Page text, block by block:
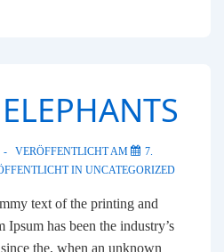
VERÖFFENTLICHT AM
7.
IN UNCATEGORIZED
text of the printing and
has been the industry’s
the, when an unknown